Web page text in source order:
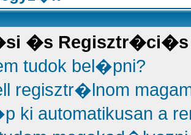
�s Regisztr�ci�s
tudok bel�pni?
regisztr�lnom
ki automatikusan a